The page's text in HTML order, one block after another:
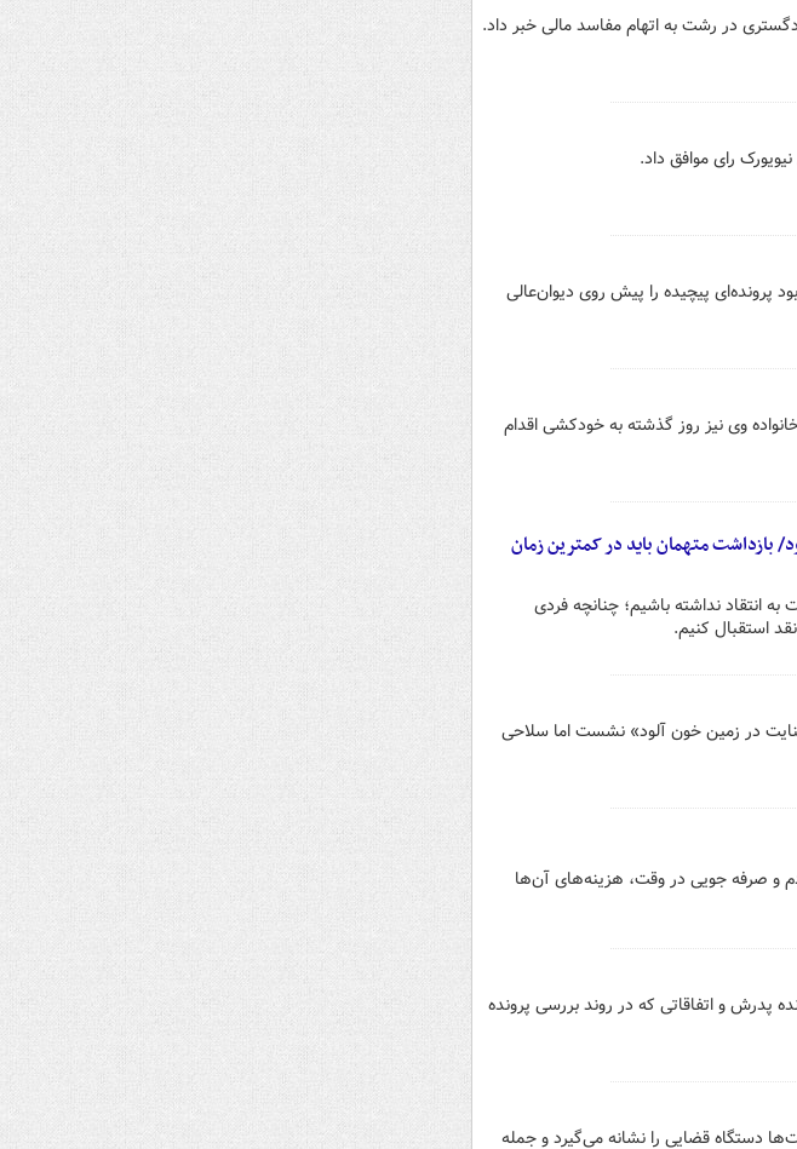
رای موافق داد.
پیچیده را پیش روی دیوان‌عالی
که ۳ روز قبل در مشهد رخ داد، ۵ عضو دیگر خانواده وی نیز روز گذشته به خودکشی اقدام
متهمان باید در کمترین زمان
انتقاد نداشته باشیم؛ چنانچه فردی
استقبال کنیم.
در زمین خون آلود» نشست اما سلاحی
و صرفه جویی در وقت، هزینه‌های آن‌ها
پدرش و اتفاقاتی که در روند بررسی پرونده
دستگاه قضایی را نشانه می‌گیرد و جمله